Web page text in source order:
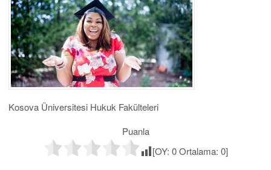
Kosova Üniversitesi Hukuk Fakülteleri
Puanla
[OY: 0Ortalama: 0]